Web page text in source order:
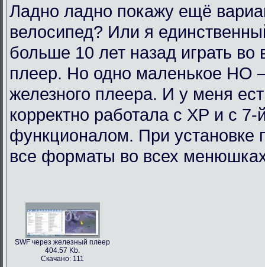
Ладно ладно покажу ещё
велосипед? Или я
больше 10 лет назад играть
плеер. Но одно маленькое НО
железного плеера. И у меня
корректно работала с ХР и с
функционалом. При установке
все форматы во всех
SWF через железный плеер
404.57 Kb.
Скачано: 111